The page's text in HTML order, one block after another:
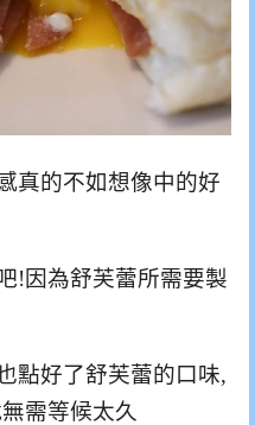
真的不如想像中的好
!因為舒芙蕾所需要製
點好了舒芙蕾的口味,
需等候太久